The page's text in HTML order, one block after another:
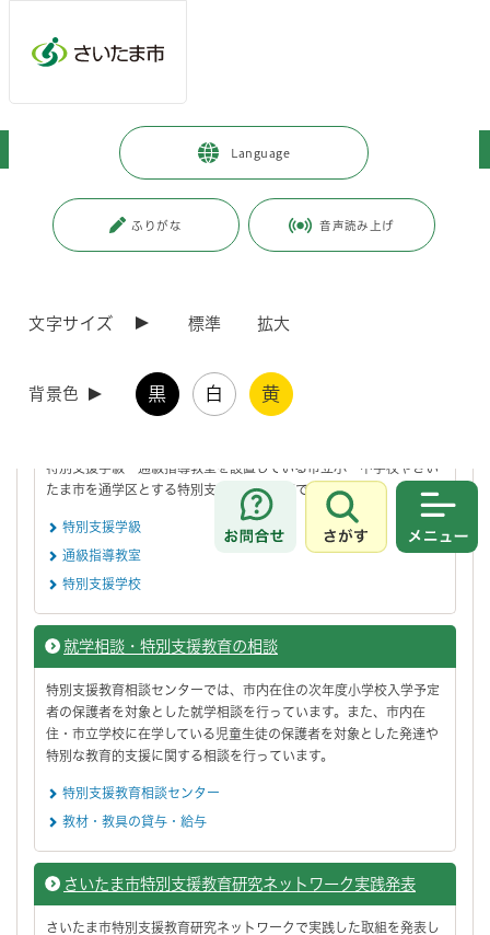
Language
ふりがな 音声読み上げ
文字サイズ 標準 拡大
背景色 黒 白 黄
お問合せ
さがす
子育て・教育 > 教育 > 特別支援教育
特別支援教育
特別支援学級・通級指導教室を設置している市立小・中学校やさい
たま市を通学区とする特別支援学校の一覧です。
特別支援学級
通級指導教室
特別支援学校
就学相談・特別支援教育の相談
特別支援教育相談センターでは、市内在住の次年度小学校入学予定
者の保護者を対象とした就学相談を行っています。また、市内在
住・市立学校に在学している児童生徒の保護者を対象とした発達や
特別な教育的支援に関する相談を行っています。
特別支援教育相談センター
教材・教具の貸与・給与
さいたま市特別支援教育研究ネットワーク実践発表
さいたま市特別支援教育研究ネットワークで実践した取組を発表し